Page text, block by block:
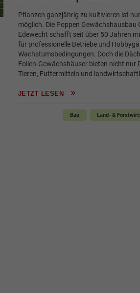
Pflanzen ganzjährig zu kultivieren ist
möglich. Die Poppen Gewächshausbau
Edewecht schafft seit über 50 Jahren
für professionelle Betriebe und
Wachstumsbedingungen. Doch die
Folien-Gewächshäuser bieten nicht nur
Tieren, Futtermitteln und
JETZT LESEN
Bau Land- &